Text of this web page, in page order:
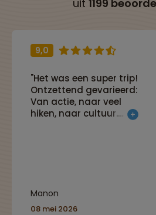
uit 1199
9,0
"Het was een super trip!
Ontzettend gevarieerd:
Van actie, naar veel
hiken, naar cultuur.
foto's. De groep is
groot, maar dat
Manon
08 mei 2026